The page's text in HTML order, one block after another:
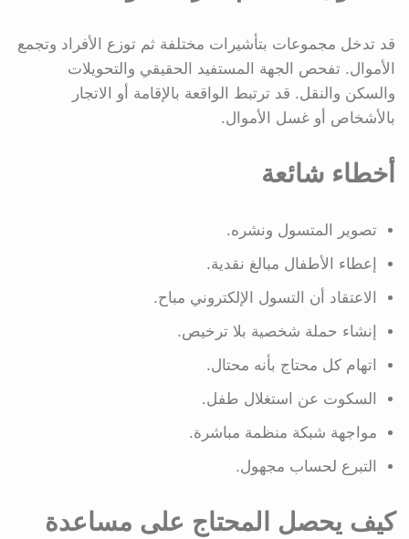
قد تدخل مجموعات بتأشيرات مختلفة ثم توزع الأفراد وتجمع
الأموال. تفحص الجهة المستفيد الحقيقي والتحويلات
والسكن والنقل. قد ترتبط الواقعة بالإقامة أو الاتجار
بالأشخاص أو غسل الأموال.
أخطاء شائعة
تصوير المتسول ونشره.
إعطاء الأطفال مبالغ نقدية.
الاعتقاد أن التسول الإلكتروني مباح.
إنشاء حملة شخصية بلا ترخيص.
اتهام كل محتاج بأنه محتال.
السكوت عن استغلال طفل.
مواجهة شبكة منظمة مباشرة.
التبرع لحساب مجهول.
كيف يحصل المحتاج على مساعدة